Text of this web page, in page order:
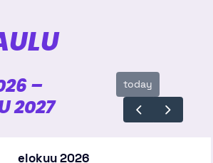
–
2027
today
elokuu 2026